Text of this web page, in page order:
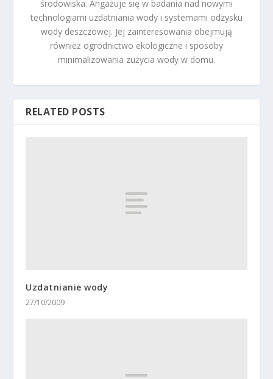
środowiska. Angażuje się w badania nad nowymi
technologiami uzdatniania wody i systemami odzysku
wody deszczowej. Jej zainteresowania obejmują
również ogrodnictwo ekologiczne i sposoby
minimalizowania zużycia wody w domu.
RELATED POSTS
Uzdatnianie wody
27/10/2009